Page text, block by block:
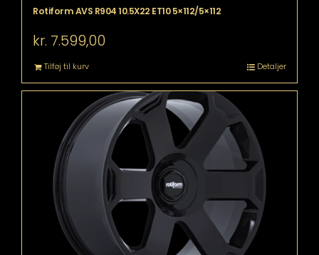
Rotiform AVS R904 10.5X22 ET10 5×112/5×112
kr. 7.599,00
Tilføj til kurv Detaljer